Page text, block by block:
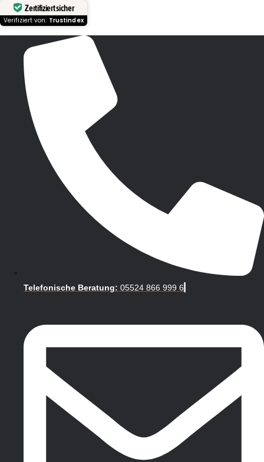
Zertifiziert sicher
Verifiziert von: Trustindex
Telefonische Beratung: 05524 866 999 6